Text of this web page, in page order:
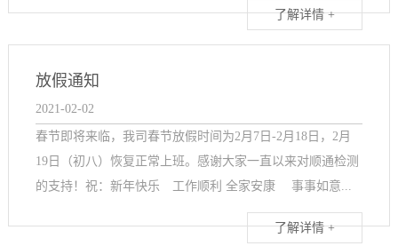
了解详情 +
放假通知
2021-02-02
春节即将来临，我司春节放假时间为2月7日-2月18日，2月
19日（初八）恢复正常上班。感谢大家一直以来对顺通检测
的支持！祝：新年快乐 工作顺利 全家安康 事事如意...
了解详情 +